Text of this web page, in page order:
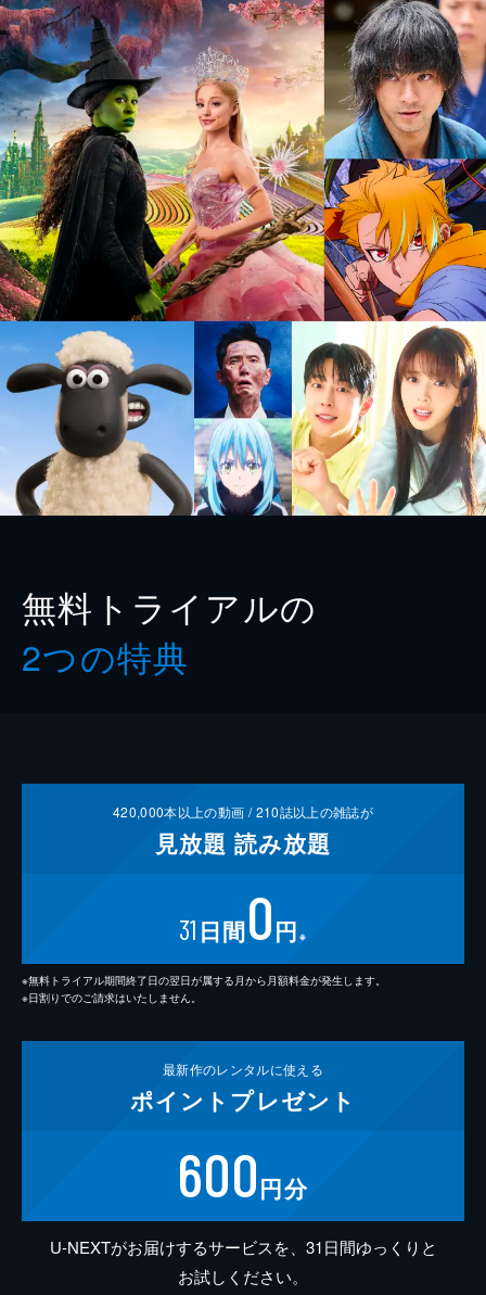
無料トライアルの
2つの特典
420,000本以上の動画 /210誌以上の雑誌が
見放題 読み放題
31 日間0円 ※
※無料トライアル期間終了日の翌日が属する月から月額料金が発生します。
※日割りでのご請求はいたしません。
最新作のレンタルに使える
ポイント プレゼント
600円分
U-NEXTがお届けするサービスを、31日間ゆっくりと
お試しください。